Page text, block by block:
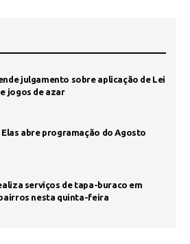
julgamento sobre aplicação de Lei
jogos de azar
abre programação do Agosto
serviços de tapa-buraco em
bairros nesta quinta-feira